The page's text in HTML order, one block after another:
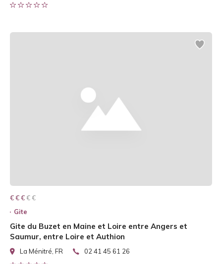
€ € € € €
€ € €
Gite
Gite du Buzet en Maine et Loire entre Angers et
Saumur, entre Loire et Authion
La Ménitré, FR 02 41 45 61 26